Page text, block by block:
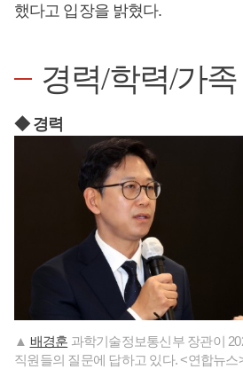
했다고 입장을 밝혔다.
경력/학력/가족
◆ 경력
▲ 배경훈 과학기술정보통신부 장관이
직원들의 질문에 답하고 있다. <연합뉴스